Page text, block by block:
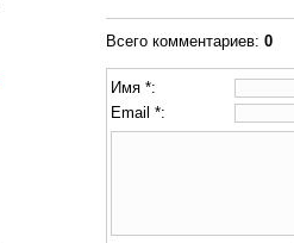
Всего комментариев: 0
Имя *:
Email *: